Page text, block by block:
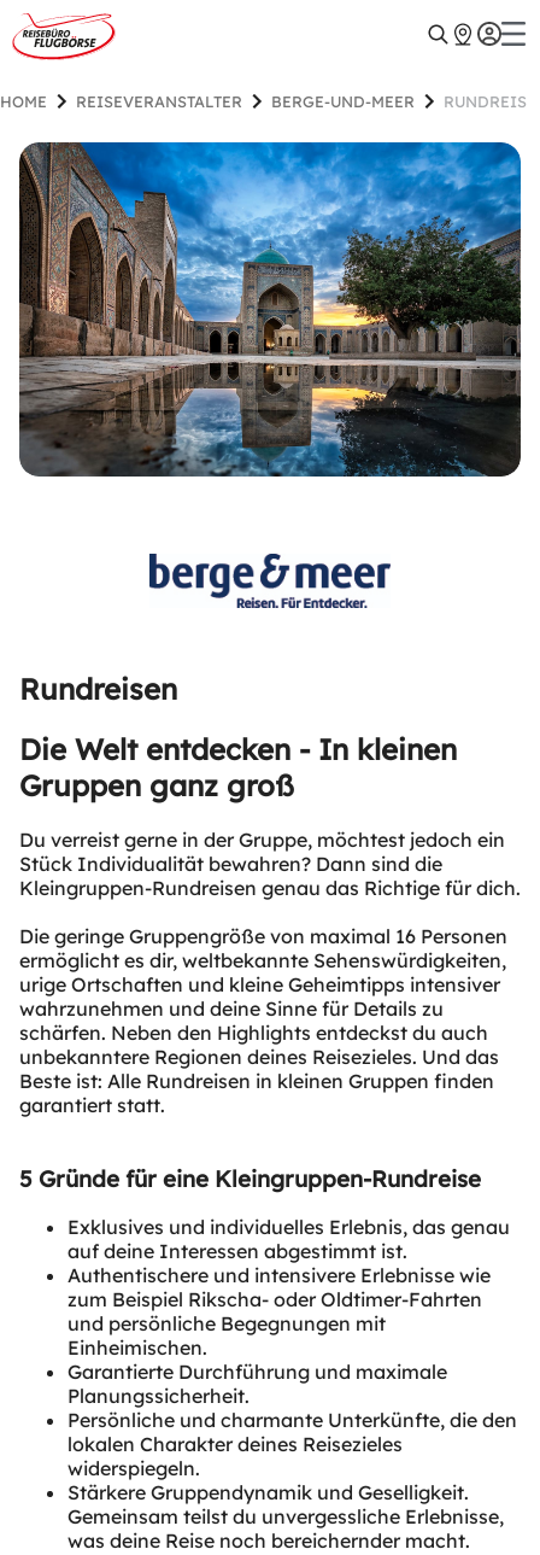
HOME REISEVERANSTALTER BERGE-UND-MEER
Rundreisen
Die Welt entdecken - In kleinen
Gruppen ganz groß
Du verreist gerne in der Gruppe, möchtest jedoch ein
Stück Individualität bewahren? Dann sind die
Kleingruppen-Rundreisen genau das Richtige für dich.
Die geringe Gruppengröße von maximal 16 Personen
ermöglicht es dir, weltbekannte Sehenswürdigkeiten,
urige Ortschaften und kleine Geheimtipps intensiver
wahrzunehmen und deine Sinne für Details zu
schärfen. Neben den Highlights entdeckst du auch
unbekanntere Regionen deines Reisezieles. Und das
Beste ist: Alle Rundreisen in kleinen Gruppen finden
garantiert statt.
5 Gründe für eine Kleingruppen-Rundreise
Exklusives und individuelles Erlebnis, das genau
auf deine Interessen abgestimmt ist.
Authentischere und intensivere Erlebnisse wie
zum Beispiel Rikscha- oder Oldtimer-Fahrten
und persönliche Begegnungen mit
Einheimischen.
Garantierte Durchführung und maximale
Planungssicherheit.
Persönliche und charmante Unterkünfte, die den
lokalen Charakter deines Reisezieles
widerspiegeln.
Stärkere Gruppendynamik und Geselligkeit.
Gemeinsam teilst du unvergessliche Erlebnisse,
was deine Reise noch bereichernder macht.